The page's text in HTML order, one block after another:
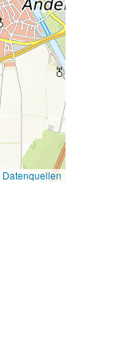
Datenquellen